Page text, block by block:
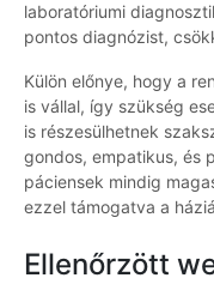
laboratóriumi
pontos diagnózist,
Külön előnye, hogy a
is vállal, így szükség
is részesülhetnek
gondos, empatikus, és
páciensek mindig
ezzel támogatva a
Ellenőrzött